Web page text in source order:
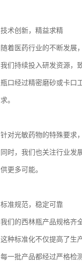
技术创新，精益求精
随着医药行业的不断发展
我们持续投入研发资源，
瓶口经过精密磨砂或卡口
求。
针对光敏药物的特殊要求
同时，我们也关注行业发
供更多可能。
标准规范，稳定可靠
我们的西林瓶产品规格齐
这种标准化不仅提高了生
每一批产品都经过严格检